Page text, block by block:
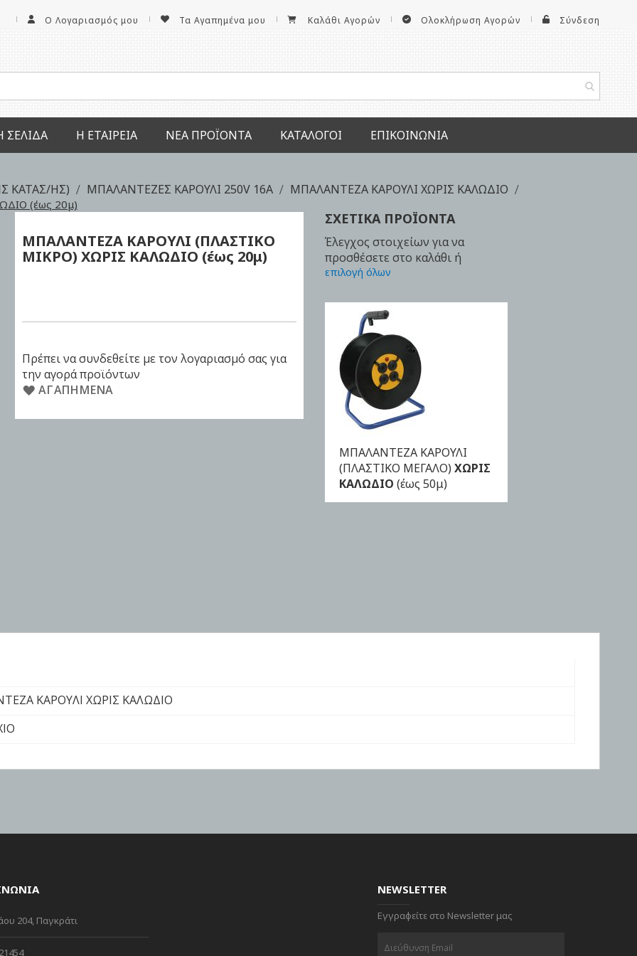
Ο Λογαριασμός μου Τα Αγαπημένα μου Καλάθι Αγορών Ολοκλήρωση Αγορών Σύνδεση
ΣΕΛΊΔΑ Η ΕΤΑΙΡΕΊΑ ΝΕΑ ΠΡΟΪΌΝΤΑ ΚΑΤΆΛΟΓΟΙ ΕΠΙΚΟΙΝΩΝΊΑ
ΚΑΤΑΣ/ΗΣ) ΜΠΑΛΑΝΤΕΖEΣ ΚΑΡΟΥΛΙ 250V 16A ΜΠΑΛΑΝΤΕΖΑ ΚΑΡΟΥΛΙ ΧΩΡΙΣ ΚΑΛΩΔΙΟ
(έως 20μ)
ΜΠΑΛΑΝΤΕΖΑ ΚΑΡΟΥΛΙ (ΠΛΑΣΤΙΚΟ
ΜΙΚΡΟ) ΧΩΡΙΣ ΚΑΛΩΔΙΟ (έως 20μ)
Πρέπει να συνδεθείτε με τον λογαριασμό σας για
την αγορά προϊόντων
ΑΓΑΠΗΜΈΝΑ
ΣΧΕΤΙΚΆ ΠΡΟΪΌΝΤΑ
Έλεγχος στοιχείων για να
προσθέσετε στο καλάθι ή
επιλογή όλων
ΜΠΑΛΑΝΤΕΖΑ ΚΑΡΟΥΛΙ
(ΠΛΑΣΤΙΚΟ ΜΕΓΑΛΟ)ΧΩΡΙΣ
ΚΑΛΩΔΙΟ (έως 50μ)
ΑΓΟΡΑ
ΚΑΡΟΥΛΙ ΧΩΡΙΣ ΚΑΛΩΔΙΟ
204, Παγκράτι
NEWSLETTER
Εγγραφείτε στο Newsletter μας